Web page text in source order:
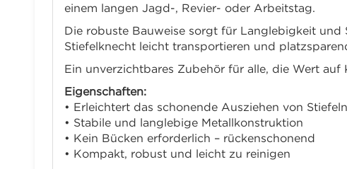
einem langen Jagd-, Revier- oder Arbeitstag.
Die robuste Bauweise sorgt für Langlebigkeit
Stiefelknecht leicht transportieren und
Ein unverzichtbares Zubehör für alle, die Wert
Eigenschaften:
• Erleichtert das schonende Ausziehen von Stiefeln
• Stabile und langlebige Metallkonstruktion
• Kein Bücken erforderlich – rückenschonend
• Kompakt, robust und leicht zu reinigen